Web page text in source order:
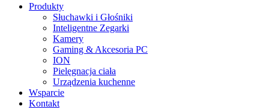
Produkty
Słuchawki i Głośniki
Inteligentne Zegarki
Kamery
Gaming & Akcesoria PC
ION
Pielęgnacja ciała
Urządzenia kuchenne
Wsparcie
Kontakt